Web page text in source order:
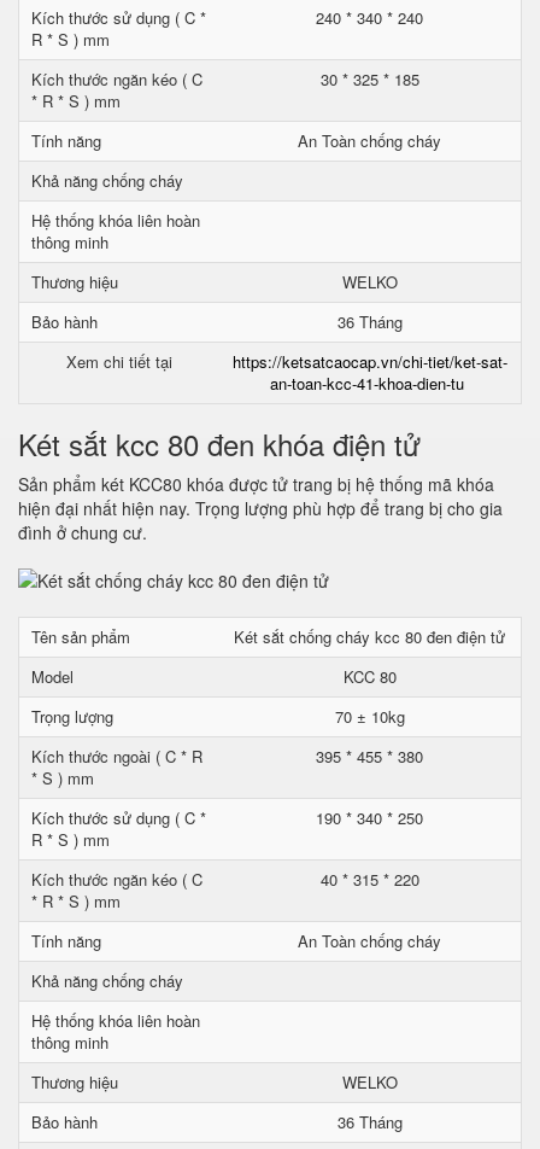
Kích thước sử dụng ( C *
R * S ) mm
240 * 340 * 240
Kích thước ngăn kéo ( C
* R * S ) mm
30 * 325 * 185
Tính năng
An Toàn chống cháy
Khả năng chống cháy
Hệ thống khóa liên hoàn
thông minh
Thương hiệu
WELKO
Bảo hành
36 Tháng
Xem chi tiết tại
https://ketsatcaocap.vn/chi-tiet/ket-sat-
an-toan-kcc-41-khoa-dien-tu
Két sắt kcc 80 đen khóa điện tử
Sản phẩm két KCC80 khóa được tử trang bị hệ thống mã khóa
hiện đại nhất hiện nay. Trọng lượng phù hợp để trang bị cho gia
đình ở chung cư.
Tên sản phẩm
Két sắt chống cháy kcc 80 đen điện tử
Model
KCC 80
Trọng lượng
70 ± 10kg
Kích thước ngoài ( C * R
* S ) mm
395 * 455 * 380
Kích thước sử dụng ( C *
R * S ) mm
190 * 340 * 250
Kích thước ngăn kéo ( C
* R * S ) mm
40 * 315 * 220
Tính năng
An Toàn chống cháy
Khả năng chống cháy
Hệ thống khóa liên hoàn
thông minh
Thương hiệu
WELKO
Bảo hành
36 Tháng